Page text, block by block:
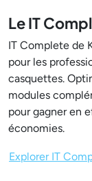
Le IT
IT Complete de
pour les
casquettes.
modules
pour gagner en
économies.
Explorer IT